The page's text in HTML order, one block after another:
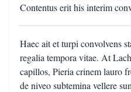
Contentus erit his interim
Haec ait et turpi convolvens
regalia tempora vitae. At
capillos, Pieria crinem lauro
de niveo subtemina vellere